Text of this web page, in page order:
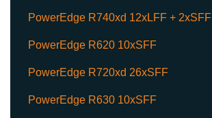
PowerEdge R740xd 12xLFF + 2xSFF
PowerEdge R620 10xSFF
PowerEdge R720xd 26xSFF
PowerEdge R630 10xSFF